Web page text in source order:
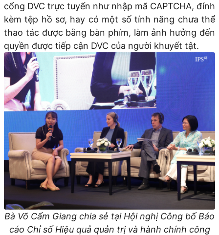
cổng DVC trực tuyến như nhập mã CAPTCHA, đính
kèm tệp hồ sơ, hay có một số tính năng chưa thể
thao tác được bằng bàn phím, làm ảnh hưởng đến
quyền được tiếp cận DVC của người khuyết tật.
Bà Võ Cẩm Giang chia sẻ tại Hội nghị Công bố Báo
cáo Chỉ số Hiệu quả quản trị và hành chính công